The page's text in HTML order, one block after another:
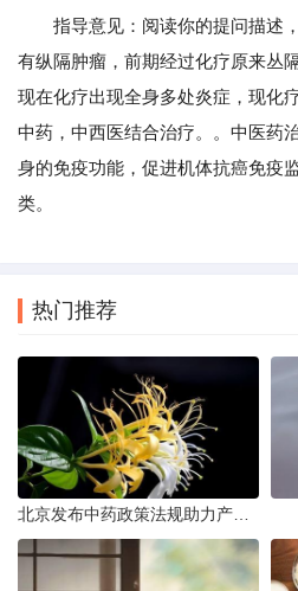
指导意见：阅读你的提问描述，
有纵隔肿瘤，前期经过化疗原来丛
现在化疗出现全身多处炎症，现化
中药，中西医结合治疗。。中医药
身的免疫功能，促进机体抗癌免疫
类。
热门推荐